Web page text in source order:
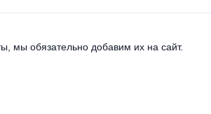
мы обязательно добавим их на сайт.